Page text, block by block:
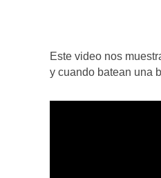
Este video nos
y cuando batean una